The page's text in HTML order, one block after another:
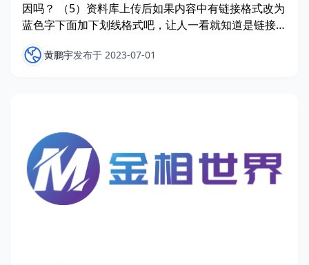
因吗？ （5）资料库上传后如果内容中有链接格式改为
蓝色字下面加下划线格式吧，让人一看就知道是链接
（6
黄鹏宇发布于 2023-07-01